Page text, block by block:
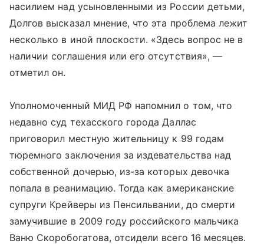
насилием над усыновленными из России детьми,
Долгов высказал мнение, что эта проблема лежит
несколько в иной плоскости. «Здесь вопрос не в
наличии соглашения или его отсутствия», —
отметил он.
Уполномоченный МИД РФ напомнил о том, что
недавно суд техасского города Даллас
приговорил местную жительницу к 99 годам
тюремного заключения за издевательства над
собственной дочерью, из-за которых девочка
попала в реанимацию. Тогда как американские
супруги Крейверы из Пенсильвании, до смерти
замучившие в 2009 году российского мальчика
Ваню Скоробогатова, отсидели всего 16 месяцев.